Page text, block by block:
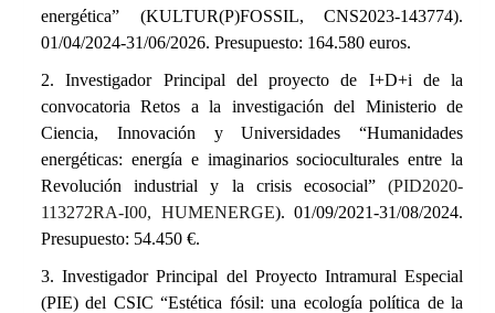
energética” (KULTUR(P)FOSSIL,CNS2023-143774).
01/04/2024-31/06/2026. Presupuesto: 164.580 euros.
2. Investigador Principal del proyecto de I+D+i de la
convocatoria Retos a la investigación del Ministerio de
Ciencia, Innovación y Universidades “Humanidades
energéticas: energía e imaginarios socioculturales entre la
Revolución industrial y la crisis ecosocial”(PID2020-
113272RA-I00, HUMENERGE). 01/09/2021-31/08/2024.
Presupuesto: 54.450 €.
3. Investigador Principal del Proyecto Intramural Especial
(PIE) del CSIC “Estética fósil: una ecología política de la